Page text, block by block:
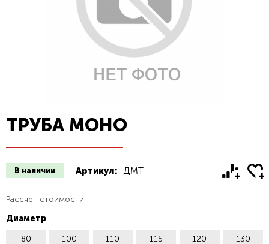
ТРУБА МОНО
В наличии Артикул: ДМТ
Рассчет стоимости
Диаметр
80
100 110 115 120 130